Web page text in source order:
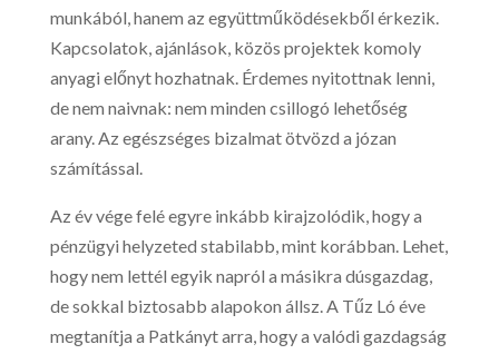
munkából, hanem az együttműködésekből érkezik.
Kapcsolatok, ajánlások, közös projektek komoly
anyagi előnyt hozhatnak. Érdemes nyitottnak lenni,
de nem naivnak: nem minden csillogó lehetőség
arany. Az egészséges bizalmat ötvözd a józan
számítással.
Az év vége felé egyre inkább kirajzolódik, hogy a
pénzügyi helyzeted stabilabb, mint korábban. Lehet,
hogy nem lettél egyik napról a másikra dúsgazdag,
de sokkal biztosabb alapokon állsz. A Tűz Ló éve
megtanítja a Patkányt arra, hogy a valódi gazdagság